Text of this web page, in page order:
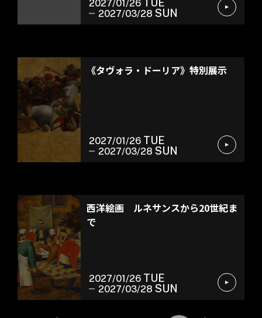
2027/01/26 TUE
2027/03/28 SUN
《タヴォラ・ドーリア》特別展示
2027/01/26 TUE
2027/03/28 SUN
西洋絵画 ルネサンスから20世紀ま
で
2027/01/26 TUE
2027/03/28 SUN